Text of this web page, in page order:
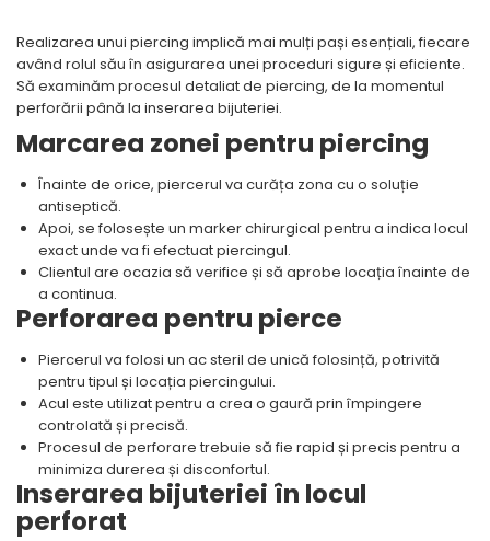
Realizarea unui piercing implică mai mulți pași esențiali, fiecare
având rolul său în asigurarea unei proceduri sigure și eficiente.
Să examinăm procesul detaliat de piercing, de la momentul
perforării până la inserarea bijuteriei.
Marcarea zonei pentru piercing
Înainte de orice, piercerul va curăța zona cu o soluție
antiseptică.
Apoi, se folosește un marker chirurgical pentru a indica locul
exact unde va fi efectuat piercingul.
Clientul are ocazia să verifice și să aprobe locația înainte de
a continua.
Perforarea pentru pierce
Piercerul va folosi un ac steril de unică folosință, potrivită
pentru tipul și locația piercingului.
Acul este utilizat pentru a crea o gaură prin împingere
controlată și precisă.
Procesul de perforare trebuie să fie rapid și precis pentru a
minimiza durerea și disconfortul.
Inserarea bijuteriei în locul
perforat